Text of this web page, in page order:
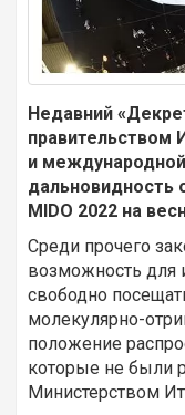
Недавний
правительством
и
дальновидность
MIDO 2022 на
Среди прочего
возможность для
свободно
молекулярно-
положение
которые не были
Министерством